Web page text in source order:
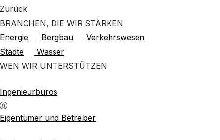
Zurück
BRANCHEN, DIE WIR STÄRKEN
Energie
Bergbau
Verkehrswesen
Städte
Wasser
WEN WIR UNTERSTÜTZEN
Ingenieurbüros
Eigentümer und Betreiber